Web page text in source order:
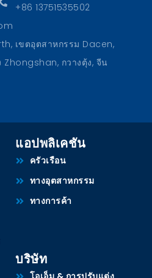
+86 13751535502
เขตอุตสาหกรรม Dacen,
Zhongshan, กวางตุ้ง, จีน
แอปพลิเคชัน
ครัวเรือน
ทางอุตสาหกรรม
ทางการค้า
บริษัท